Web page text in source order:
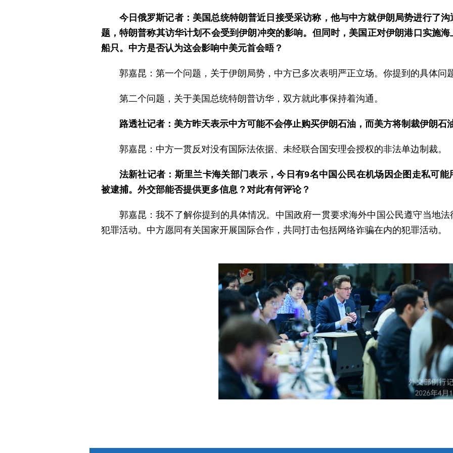
今日俄罗斯记者：美国总统特朗普近日接受采访称，他与中方就伊朗局势进行了
题，特朗普称其访华计划不会受到伊朗冲突的影响。但同时，美国正对伊朗港口实施
船只。中方是否认为这会影响中美元首会晤？
郭嘉昆：第一个问题，关于伊朗局势，中方已多次表明严正立场。你提到的具体问
第二个问题，关于美国总统特朗普访华，双方就此事保持着沟通。
路透社记者：美方昨天表示中方可能不会停止购买伊朗石油，而美方将制裁伊朗石
郭嘉昆：中方一贯反对没有国际法依据、未经联合国安理会授权的非法单边制裁。
法新社记者：斯里兰卡海关部门表示，今日有9名中国公民在机场因企图走私可
被逮捕。外交部能否提供更多信息？对此有何评论？
郭嘉昆：我不了解你提到的具体情况。中国政府一贯要求海外中国公民遵守当地
犯罪活动。中方愿同有关国家开展国际合作，共同打击包括网络诈骗在内的犯罪活动。